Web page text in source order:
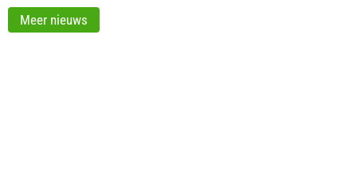
Meer nieuws